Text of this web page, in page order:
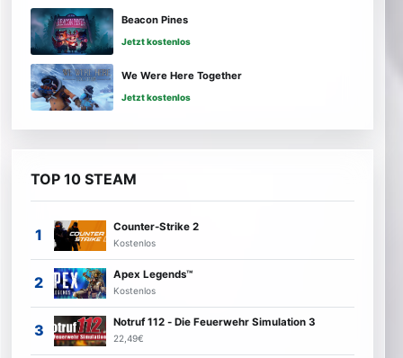
Beacon Pines
Jetzt kostenlos
We Were Here Together
Jetzt kostenlos
TOP 10 STEAM
Counter-Strike 2
Kostenlos
Apex Legends™
Kostenlos
Notruf 112 - Die Feuerwehr Simulation 3
22,49€